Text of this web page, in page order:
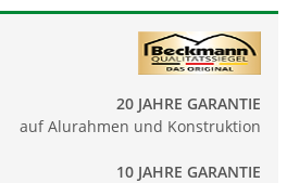
20 JAHRE GARANTIE
auf Alurahmen und Konstruktion
10 JAHRE GARANTIE